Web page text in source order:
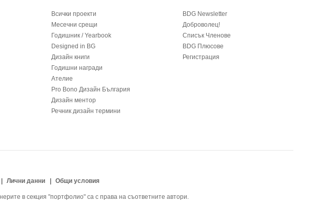
Всички проекти
Месечни срещи
Годишник / Yearbook
Designed in BG
Дизайн книги
Годишни награди
Ателие
Pro Bono Дизайн България
Дизайн ментор
Речник дизайн термини
BDG Newsletter
Доброволец!
Списък Членове
BDG Плюсове
Регистрация
Лични данни Общи условия
в секция "портфолио" са с права на съответните автори.